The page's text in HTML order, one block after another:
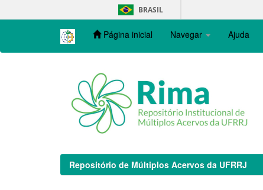
navigation
BRASIL
Página inicial Navegar Ajuda
Repositório de Múltiplos Acervos da UFRRJ